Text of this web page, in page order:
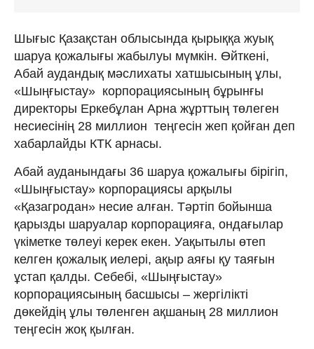
Шығыс Қазақстан облысында қырыққа жуық
шаруа қожалығы жабылуы мүмкін. Өйткені,
Абай аудандық мәслихаты хатшысының ұлы,
«Шыңғыстау» корпорациясының бұрынғы
директоры Еркебұлан Арна жұрттың төлеген
несиесінің 28 миллион теңгесін жеп қойған деп
хабарлайды КТК арнасы.
Абай ауданындағы 36 шаруа қожалығы бірігіп,
«Шыңғыстау» корпорациясы арқылы
«Қазагродан» несие алған. Тәртіп бойынша
қарызды шаруалар корпорацияға, ондағылар
үкіметке төлеуі керек екен. Уақытылы өтеп
келген қожалық иелері, ақыр аяғы қу таяғын
ұстап қалды. Себебі, «Шыңғыстау»
корпорациясының басшысы – жергілікті
дөкейдің ұлы төленген ақшаның 28 миллион
теңгесін жоқ қылған.